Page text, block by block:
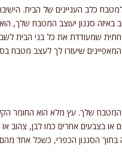
כלב העניינים של הבית.
סגנון יעוצב המטבח שלך,
שמעודדת את כל בני הבית
שיעזרו לך לעצב מטבח
המטבח שלך. עץ מלא הוא החומר
או בצבעים אחרים כמו לבן,
הסגנון הכפרי, כשכל אחד מהם